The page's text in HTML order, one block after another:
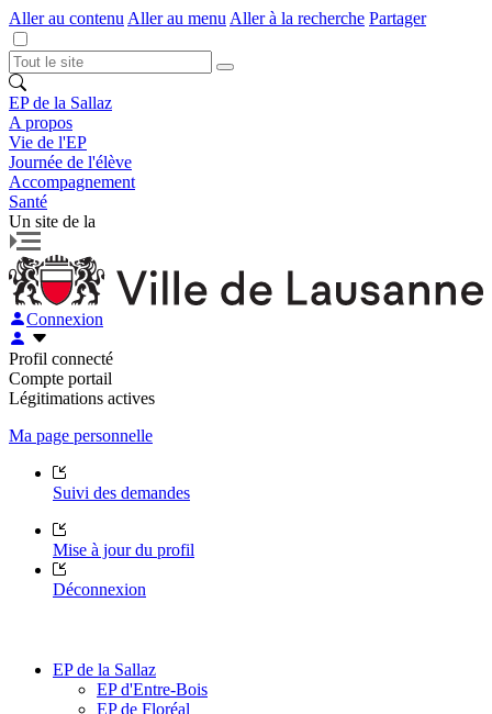
Aller au contenu Aller au menu Aller à la recherche Partager
EP de la Sallaz
A propos
Vie de l'EP
Journée de l'élève
Accompagnement
Santé
Un site de la
Connexion
Profil connecté
Compte portail
Légitimations actives
Ma page personnelle
Suivi des demandes
Mise à jour du profil
Déconnexion
EP de la Sallaz
EP d'Entre-Bois
EP de Floréal